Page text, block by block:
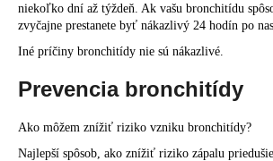
niekoľko dní až týždeň. Ak vašu bronchitídu
zvyčajne prestanete byť nákazlivý 24 hodín po
Iné príčiny bronchitídy nie sú nákazlivé.
Prevencia bronchitídy
Ako môžem znížiť riziko vzniku bronchitídy?
Najlepší spôsob, ako znížiť riziko zápalu